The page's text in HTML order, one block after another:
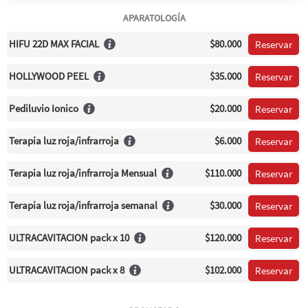
APARATOLOGÍA
HIFU 22D MAX FACIAL $80.000 Reservar
HOLLYWOOD PEEL $35.000 Reservar
Pediluvio Ionico $20.000 Reservar
Terapia luz roja/infrarroja $6.000 Reservar
Terapia luz roja/infrarroja Mensual $110.000 Reservar
Terapia luz roja/infrarroja semanal $30.000 Reservar
ULTRACAVITACION pack x 10 $120.000 Reservar
ULTRACAVITACION pack x 8 $102.000 Reservar